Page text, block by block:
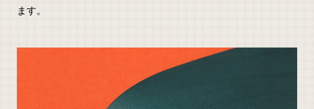
ます。